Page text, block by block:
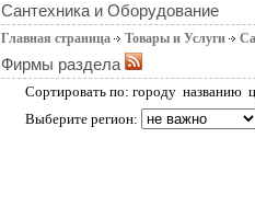
Сантехника и Оборудование
Главная страница Товары и Услуги
Фирмы раздела
Сортировать по: городу названию
Выберите регион: